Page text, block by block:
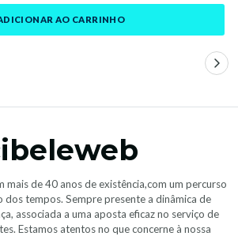
AO CARRINHO
mais de 40 anos de existência,com um percurso
dos tempos. Sempre presente a dinâmica de
associada a uma aposta eficaz no serviço de
Estamos atentos no que concerne à nossa